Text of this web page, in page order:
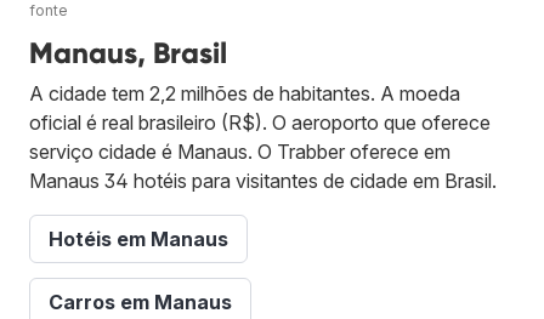
fonte
Manaus, Brasil
A cidade tem 2,2 milhões de habitantes. A moeda
oficial é real brasileiro (R$). O aeroporto que oferece
serviço cidade é Manaus. O Trabber oferece em
Manaus 34 hotéis para visitantes de cidade em Brasil.
Hotéis em Manaus
Carros em Manaus